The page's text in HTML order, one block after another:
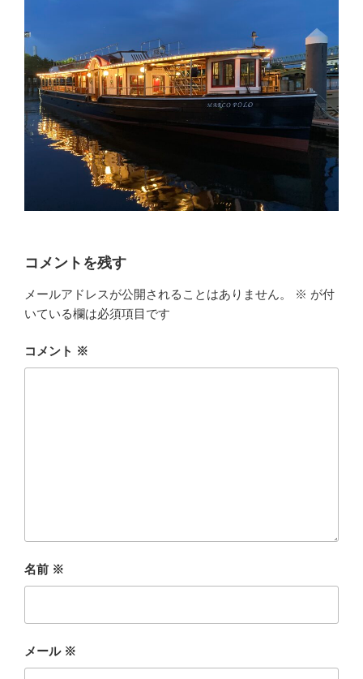
コメントを残す
メールアドレスが公開されることはありません。 ※ が付
いている欄は必須項目です
コメント ※
名前 ※
メール ※